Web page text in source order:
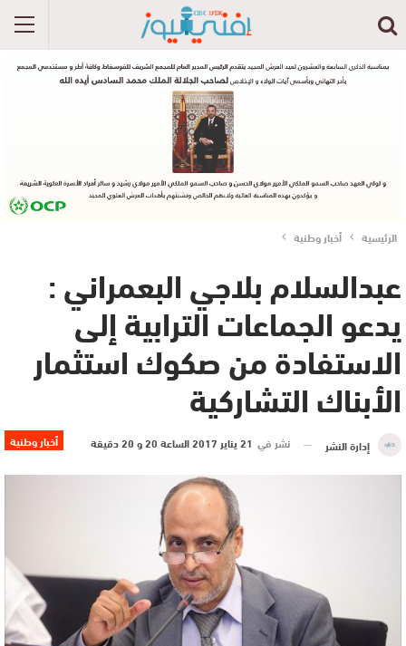
الرئيسية أخبار وطنية
عبدالسلام بلاجي البعمراني :
يدعو الجماعات الترابية إلى
الاستفادة من صكوك استثمار
الأبناك التشاركية
أخبار وطنية إدارة النشر نشر في 21 يناير 2017 الساعة 20 و 20 دقيقة